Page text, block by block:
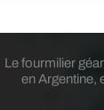
Le fourmilier
en Argentine,